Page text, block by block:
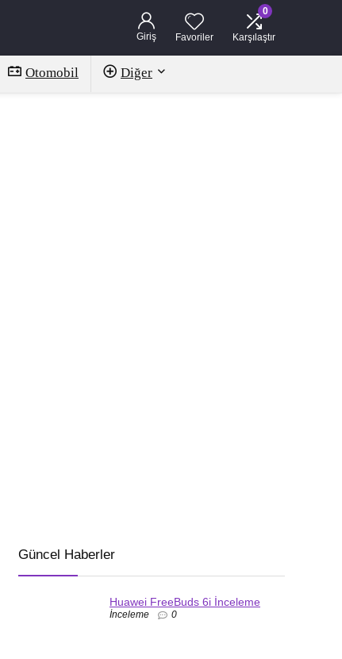
Giriş Favoriler
0
Karşılaştır
Otomobil Diğer
Güncel Haberler
Huawei FreeBuds 6i İnceleme
İnceleme 0